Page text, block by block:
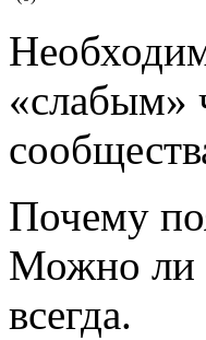
«слабым»
Почему
Можно ли
всегда.